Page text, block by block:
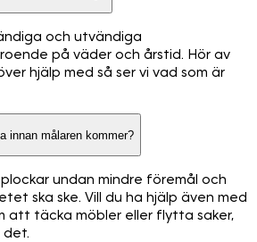
och utvändiga
på väder och årstid. Hör av
hjälp med så ser vi vad som är
innan målaren kommer?
undan mindre föremål och
ska ske. Vill du ha hjälp även med
att täcka möbler eller flytta saker,
det.